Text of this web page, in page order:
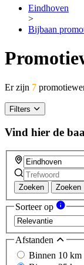
Eindhoven
>
Bijbaan
Er zijn 7
Filters
Vind hier de
Zoeken Zoeken
Sorteer op
Afstanden
Binnen 10 km